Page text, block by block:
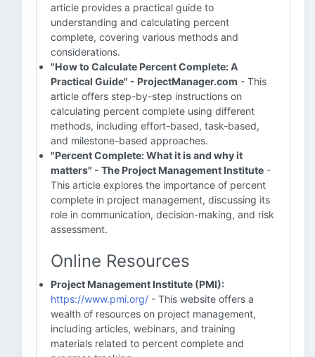
article provides a practical guide to
understanding and calculating percent
complete, covering various methods and
considerations.
"How to Calculate Percent Complete: A
Practical Guide" - ProjectManager.com - This
article offers step-by-step instructions on
calculating percent complete using different
methods, including effort-based, task-based,
and milestone-based approaches.
"Percent Complete: What it is and why it
matters" - The Project Management Institute -
This article explores the importance of percent
complete in project management, discussing its
role in communication, decision-making, and risk
assessment.
Online Resources
Project Management Institute (PMI):
https://www.pmi.org/ - This website offers a
wealth of resources on project management,
including articles, webinars, and training
materials related to percent complete and